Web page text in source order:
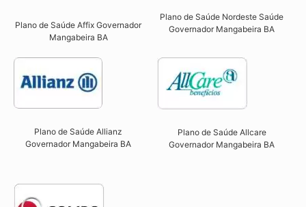
Plano de Saúde Affix Governador
Mangabeira BA​
Plano de Saúde Nordeste Saúde
Governador Mangabeira BA
Plano de Saúde Allianz
Governador Mangabeira BA​
Plano de Saúde Allcare
Governador Mangabeira BA​